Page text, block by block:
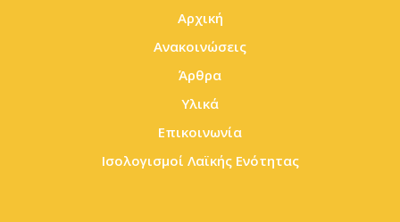
Αρχική
Ανακοινώσεις
Άρθρα
Υλικά
Επικοινωνία
Ισολογισμοί Λαϊκής Ενότητας